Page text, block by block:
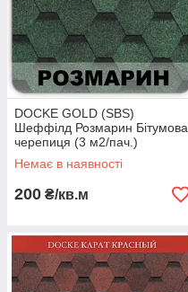
DOCKE GOLD (SBS)
Шеффілд Розмарин Бітумова
черепиця (3 м2/пач.)
Немає в наявності
200 ₴/кв.м